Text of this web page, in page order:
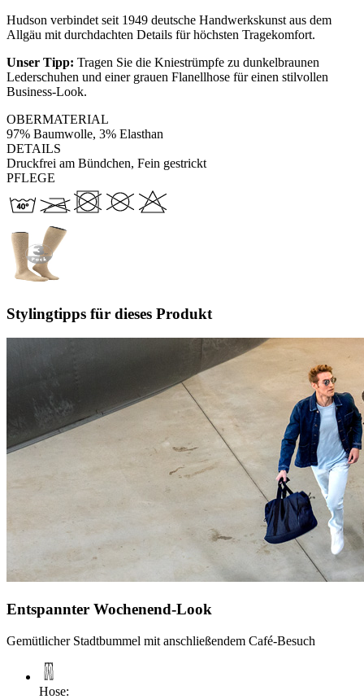
Hudson verbindet seit 1949 deutsche Handwerkskunst aus dem
Allgäu mit durchdachten Details für höchsten Tragekomfort.
Unser Tipp: Tragen Sie die Kniestrümpfe zu dunkelbraunen
Lederschuhen und einer grauen Flanellhose für einen stilvollen
Business-Look.
OBERMATERIAL
97% Baumwolle, 3% Elasthan
DETAILS
Druckfrei am Bündchen, Fein gestrickt
PFLEGE
Stylingtipps für dieses Produkt
Entspannter Wochenend-Look
Gemütlicher Stadtbummel mit anschließendem Café-Besuch
Hose: